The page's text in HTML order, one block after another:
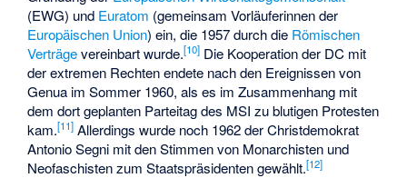
(EWG) und Euratom (gemeinsam Vorläuferinnen der
Europäischen Union) ein, die 1957 durch die Römischen
Verträgevereinbart wurde.[10] Die Kooperation der DC mit
der extremen Rechten endete nach den Ereignissen von
Genua im Sommer 1960, als es im Zusammenhang mit
dem dort geplanten Parteitag des MSI zu blutigen Protesten
kam.[11] Allerdings wurde noch 1962 der Christdemokrat
Antonio Segni mit den Stimmen von Monarchisten und
Neofaschisten zum Staatspräsidenten gewählt.[12]